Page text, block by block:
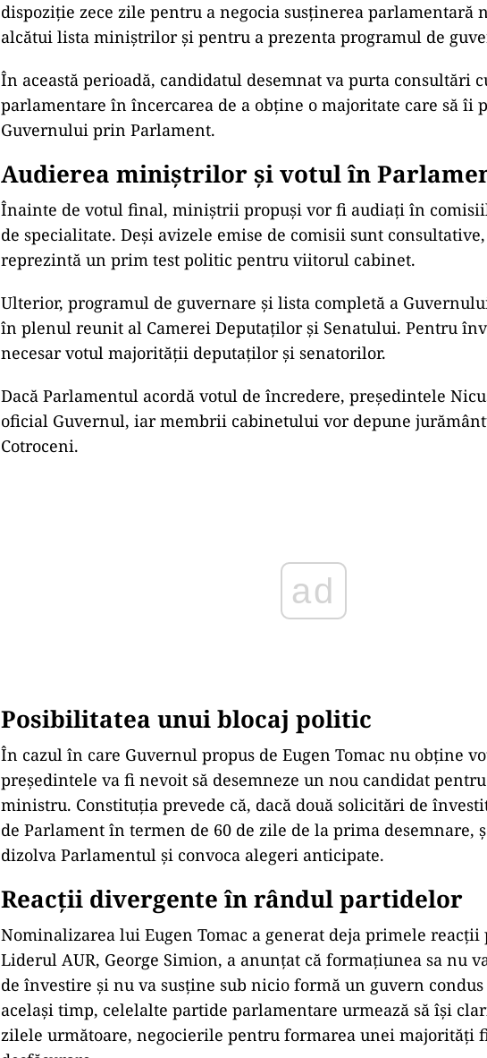
dispoziție zece zile pentru a negocia susținerea parlamentară
alcătui lista miniștrilor și pentru a prezenta programul de
În această perioadă, candidatul desemnat va purta consultări
parlamentare în încercarea de a obține o majoritate care să îi
Guvernului prin Parlament.
Audierea miniștrilor și votul în
Înainte de votul final, miniștrii propuși vor fi audiați în
de specialitate. Deși avizele emise de comisii sunt consultative,
reprezintă un prim test politic pentru viitorul cabinet.
Ulterior, programul de guvernare și lista completă a
în plenul reunit al Camerei Deputaților și Senatului. Pentru
necesar votul majorității deputaților și senatorilor.
Dacă Parlamentul acordă votul de încredere, președintele
oficial Guvernul, iar membrii cabinetului vor depune
Cotroceni.
ad
Posibilitatea unui blocaj politic
În cazul în care Guvernul propus de Eugen Tomac nu obține
președintele va fi nevoit să desemneze un nou candidat
ministru. Constituția prevede că, dacă două solicitări de
de Parlament în termen de 60 de zile de la prima desemnare,
dizolva Parlamentul și convoca alegeri anticipate.
Reacții divergente în rândul partidelor
Nominalizarea lui Eugen Tomac a generat deja primele reacții
Liderul AUR, George Simion, a anunțat că formațiunea sa nu
de învestire și nu va susține sub nicio formă un guvern condus
același timp, celelalte partide parlamentare urmează să își
zilele următoare, negocierile pentru formarea unei majorități